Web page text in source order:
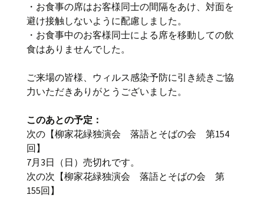
・お食事の席はお客様同士の間隔をあけ、対面を
避け接触しないように配慮しました。
・お食事中のお客様同士による席を移動しての飲
食はありませんでした。
ご来場の皆様、ウィルス感染予防に引き続きご協
力いただきありがとうございました。
このあとの予定：
次の【柳家花緑独演会 落語とそばの会 第154
回】
7月3日（日）売切れです。
次の次【柳家花緑独演会 落語とそばの会 第
155回】